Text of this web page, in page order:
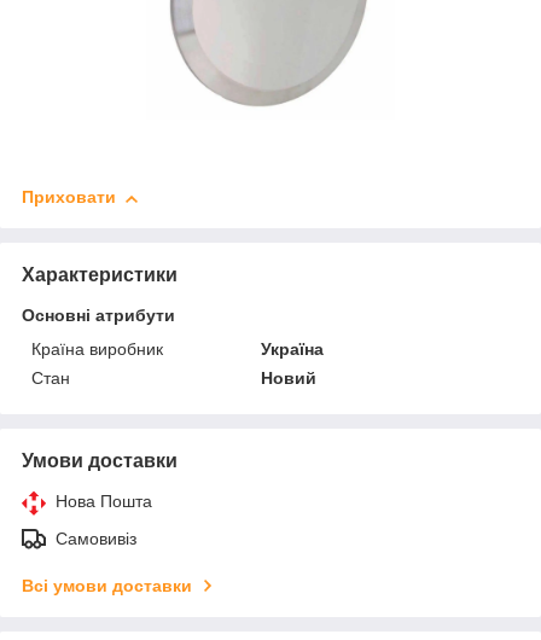
Приховати
Характеристики
Основні атрибути
Країна виробник
Україна
Стан
Новий
Умови доставки
Нова Пошта
Самовивіз
Всі умови доставки